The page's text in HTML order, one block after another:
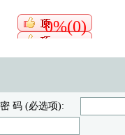
0%(0)
密 码 (必选项):